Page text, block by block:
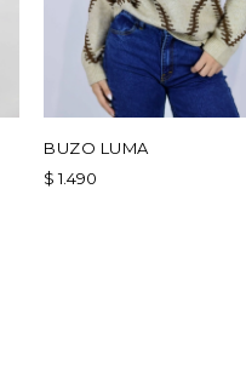
BUZO LUMA
$ 1.490